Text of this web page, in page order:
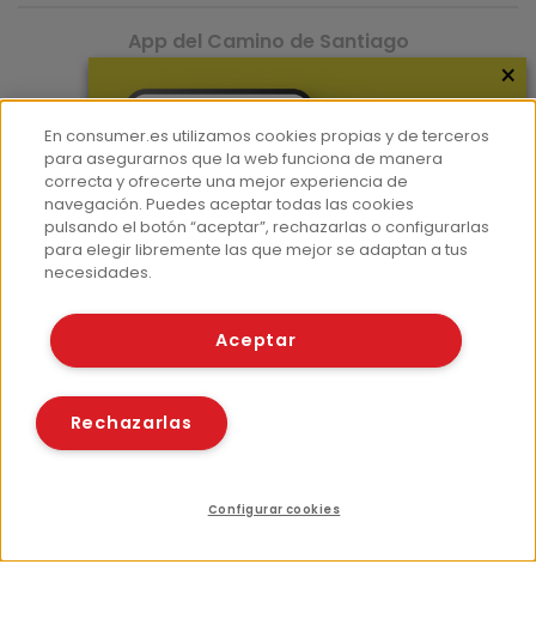
Más información
¿Quiénes somos?
Contacto
Corpus Lingüístico Consumer
App del Camino de Santiago
Políticas de privacidad
×
En consumer.es utilizamos cookies propias y de terceros
para asegurarnos que la web funciona de manera
correcta y ofrecerte una mejor experiencia de
navegación. Puedes aceptar todas las cookies
pulsando el botón “aceptar”, rechazarlas o configurarlas
para elegir libremente las que mejor se adaptan a tus
necesidades.
Aceptar
Rechazarlas
Configurar cookies